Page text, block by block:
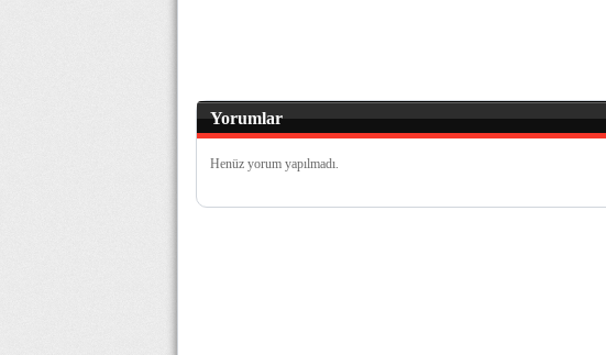
Yorumlar
Henüz yorum yapılmadı.